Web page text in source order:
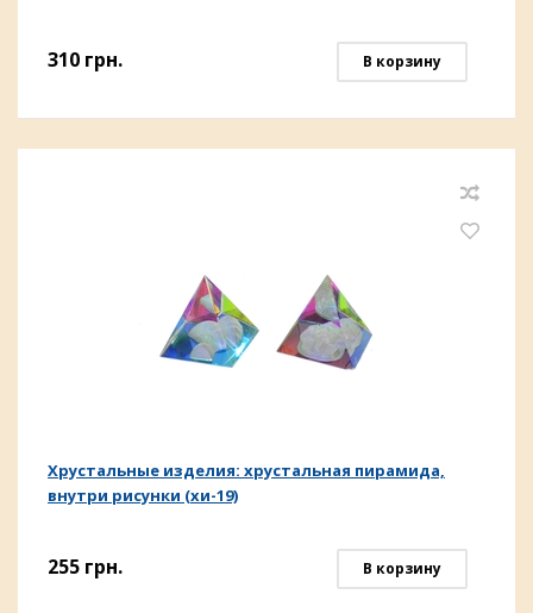
310 грн. В корзину
Хрустальные изделия: хрустальная пирамида,
внутри рисунки (хи-19)
255 грн. В корзину